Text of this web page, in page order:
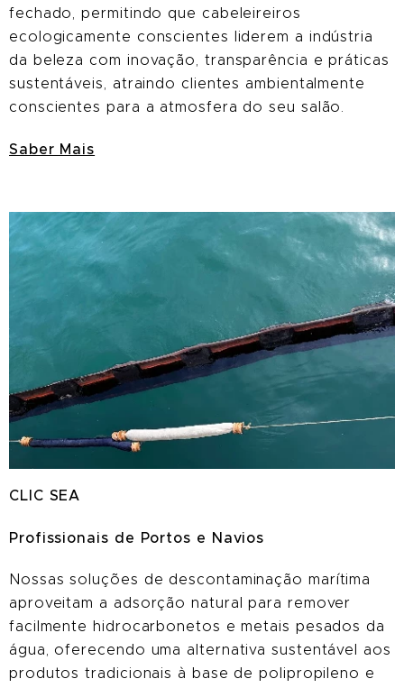
fechado, permitindo que cabeleireiros
ecologicamente conscientes liderem a indústria
da beleza com inovação, transparência e práticas
sustentáveis, atraindo clientes ambientalmente
conscientes para a atmosfera do seu salão.
Saber Mais
CLIC SEA
Profissionais de Portos e Navios
Nossas soluções de descontaminação marítima
aproveitam a adsorção natural para remover
facilmente hidrocarbonetos e metais pesados ​​da
água, oferecendo uma alternativa sustentável aos
produtos tradicionais à base de polipropileno e